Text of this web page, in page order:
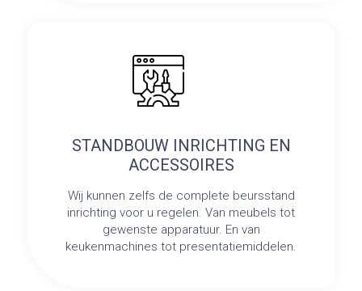
STANDBOUW INRICHTING EN
ACCESSOIRES
Wij kunnen zelfs de complete beursstand
inrichting voor u regelen. Van meubels tot
gewenste apparatuur. En van
keukenmachines tot presentatiemiddelen.